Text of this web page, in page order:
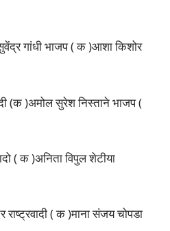
गांधी भाजप ( क )आशा किशोर
(क )अमोल सुरेश निस्ताने भाजप (
( क )अनिता विपुल शेटीया
( क )माना संजय चोपडा